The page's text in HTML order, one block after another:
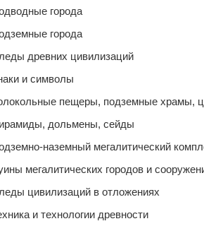
города
города
древних цивилизаций
и символы
пещеры, подземные храмы,
дольмены, сейды
наземный мегалитический
мегалитических городов и
цивилизаций в отложениях
и технологии древности